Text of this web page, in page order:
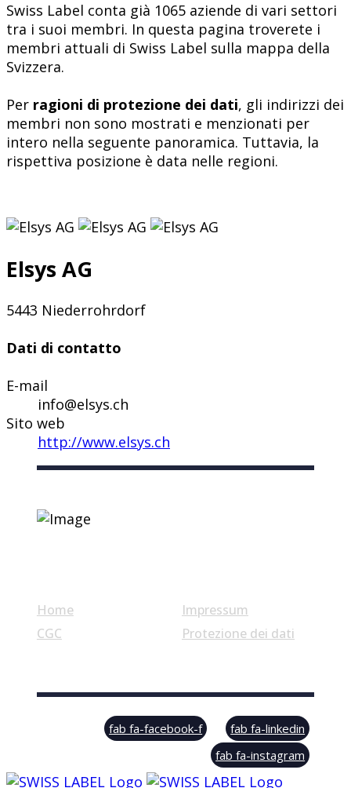
Swiss Label conta già 1065 aziende di vari settori
tra i suoi membri. In questa pagina troverete i
membri attuali di Swiss Label sulla mappa della
Svizzera.
Per ragioni di protezione dei dati, gli indirizzi dei
membri non sono mostrati e menzionati per
intero nella seguente panoramica. Tuttavia, la
rispettiva posizione è data nelle regioni.
Elsys AG
5443 Niederrohrdorf
Dati di contatto
E-mail
info@elsys.ch
Sito web
http://www.elsys.ch
Home
CGC
Impressum
Protezione dei dati
© Swiss Label, All rights reserved
fab fa-facebook-f
fab fa-linkedin
fab fa-instagram